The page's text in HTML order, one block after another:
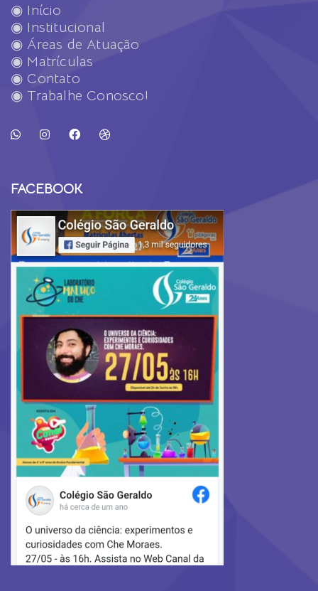
◉ Início
◉ Institucional
◉ Áreas de Atuação
◉ Matrículas
◉ Contato
◉ Trabalhe Conosco!
FACEBOOK